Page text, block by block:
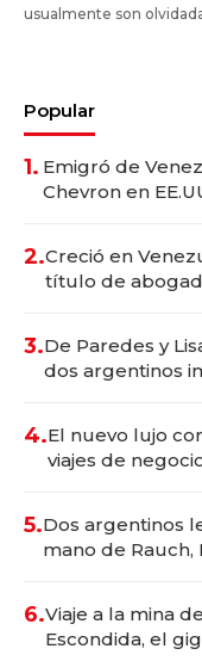
usualmente son
Popular
1. Emigró de
Chevron en
2.Creció en
título de
3.De Paredes y
dos argentinos
4.El nuevo lujo
viajes de
5.Dos argentinos
mano de
6.Viaje a la mina
Escondida, el